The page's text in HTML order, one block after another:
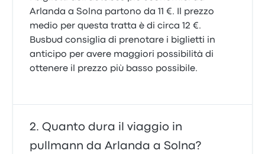
Arlanda a Solna partono da 11 €. Il prezzo
medio per questa tratta è di circa 12 €.
Busbud consiglia di prenotare i biglietti in
anticipo per avere maggiori possibilità di
ottenere il prezzo più basso possibile.
Quanto dura il viaggio in
pullmann da Arlanda a Solna?